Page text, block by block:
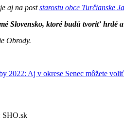
aj na poststarostu obce Turčianske
Slovensko, ktoré budú tvoriť hrdé
Obrody.
2022: Aj v okrese Senec môžete
SHO.sk